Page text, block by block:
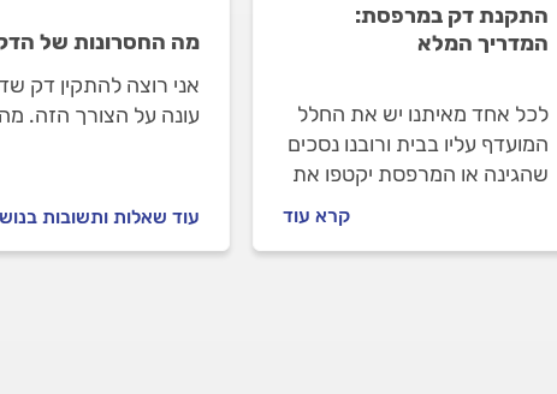
התקנת דק במרפסת:
המדריך המלא
לכל אחד מאיתנו יש את החלל
המועדף עליו בבית ורובנו נסכים
שהגינה או המרפסת יקטפו את
חלק בלתי נפרד מעיצוב הבית
ובנייה של דק יכולה להקנות לה
קרא עוד
מה החסרונות של
אני רוצה להתקין דק
עונה על הצורך הזה.
עוד שאלות ותשובות